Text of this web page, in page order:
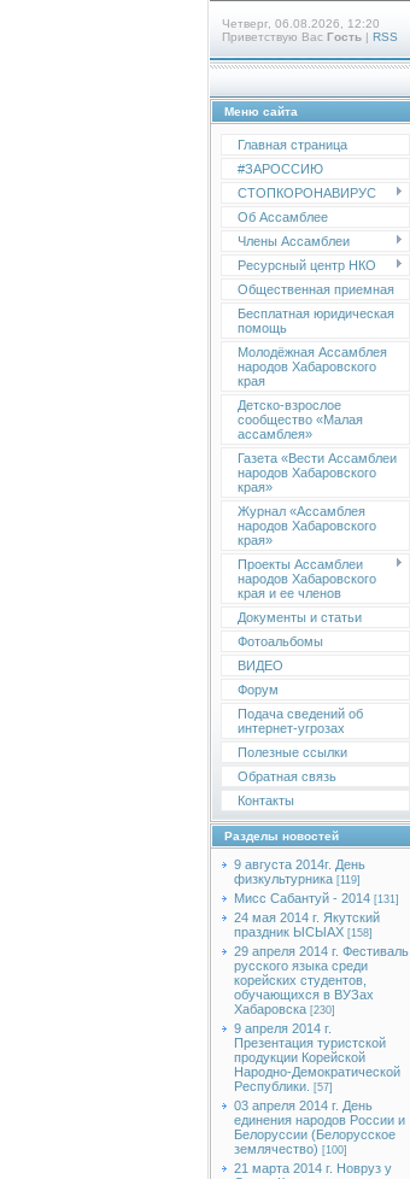
Четверг, 06.08.2026, 12:20
Приветствую Вас Гость | RSS
Меню сайта
Главная страница
#ЗАРОССИЮ
СТОПКОРОНАВИРУС
Об Ассамблее
Члены Ассамблеи
Ресурсный центр НКО
Общественная приемная
Бесплатная юридическая
помощь
Молодёжная Ассамблея
народов Хабаровского
края
Детско-взрослое
сообщество «Малая
ассамблея»
Газета «Вести Ассамблеи
народов Хабаровского
края»
Журнал «Ассамблея
народов Хабаровского
края»
Проекты Ассамблеи
народов Хабаровского
края и ее членов
Документы и статьи
Фотоальбомы
ВИДЕО
Форум
Подача сведений об
интернет-угрозах
Полезные ссылки
Обратная связь
Контакты
Разделы новостей
9 августа 2014г. День
физкультурника [119]
Мисс Сабантуй - 2014 [131]
24 мая 2014 г. Якутский
праздник ЫСЫАХ [158]
29 апреля 2014 г. Фестиваль
русского языка среди
корейских студентов,
обучающихся в ВУЗах
Хабаровска [230]
9 апреля 2014 г.
Презентация туристской
продукции Корейской
Народно-Демократической
Республики.
[57]
03 апреля 2014 г. День
единения народов России и
Белоруссии (Белорусское
землячество) [100]
21 марта 2014 г. Новруз у